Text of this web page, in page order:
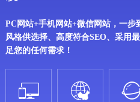
PC网站+手机网站+微信网站，一
风格供选择、高度符合SEO、采用
足您的任何需求！
 